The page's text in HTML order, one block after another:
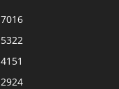
7016
5322
4151
2924